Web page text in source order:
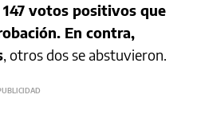
147 votos positivos que
En contra,
, otros dos se abstuvieron.